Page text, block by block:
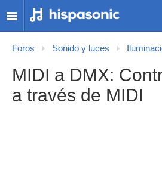
Foros Sonido y luces
MIDI a DMX:
a través de MIDI